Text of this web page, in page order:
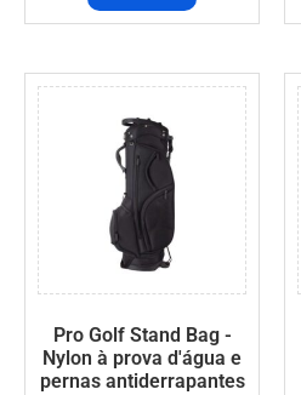
Pro Golf Stand Bag -
Nylon à prova d'água e
pernas antiderrapantes